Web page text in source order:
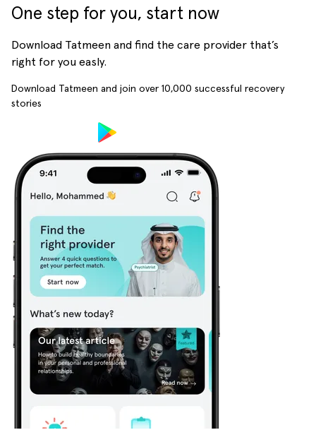
One step for you, start now
Download Tatmeen and find the care provider that’s
right for you easly.
Download Tatmeen and join over 10,000 successful recovery
stories